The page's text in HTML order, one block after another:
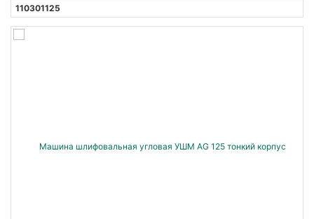
110301125